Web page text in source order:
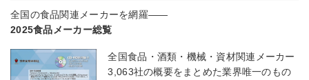
全国の食品関連メーカーを網羅――
2025食品メーカー総覧
全国食品・酒類・機械・資材関連メーカー
3,063社の概要をまとめた業界唯一のもの